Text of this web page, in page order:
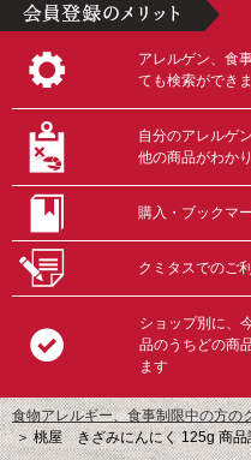
アレルゲン、食
ても検索ができ
自分のアレルゲ
他の商品がわか
購入・ブックマ
クミタスでのご
ショップ別に、
品のうちどの商
ます
食物アレルギー、食事制限中の方の
＞桃屋 きざみにんにく 125g 商品